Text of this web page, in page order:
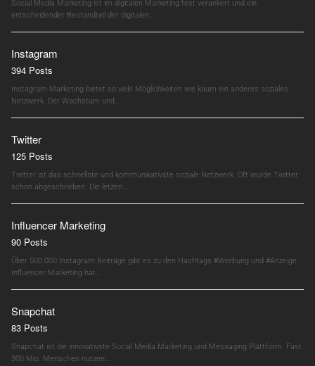
Social Media Marketing ist im digitalen Marketing fest verankert und ein
entscheidender Bestandteil der digitalen…
Instagram
394 Posts
Instagram Marketing bietet so viele Möglichkeiten wie kaum ein anderes soziales
Netzwerk. Der Wachstum und…
Twitter
125 Posts
Twitter ist das schnellste und kommunikativste soziale Netzwerk. Oft wurde Twitter
schon abgeschrieben. Die letzen…
Influencer Marketing
90 Posts
Über 500.000 Instagram Beiträge gibt es zu den Hashtags #Werbung und #Anzeige.
Influencer Marketing hat…
Snapchat
83 Posts
Snapchat ist die innovativste Social Media Marketing und Messaging Plattform. Fast
300 Mio. Menschen nutzen…